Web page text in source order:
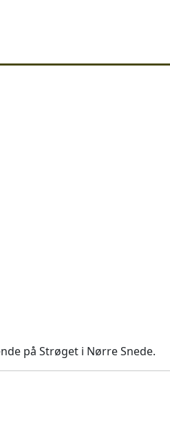
på Strøget i Nørre Snede.